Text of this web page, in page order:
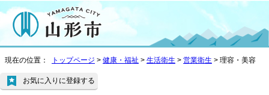
現在の位置： トップページ > 健康・福祉 > 生活衛生 > 営業衛生 > 理容・美容
お気に入りに登録する